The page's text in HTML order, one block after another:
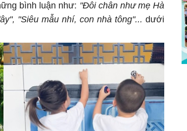
bình luận như: "Đôi chân như mẹ Hà
"Siêu mẫu nhí, con nhà tông"... dưới